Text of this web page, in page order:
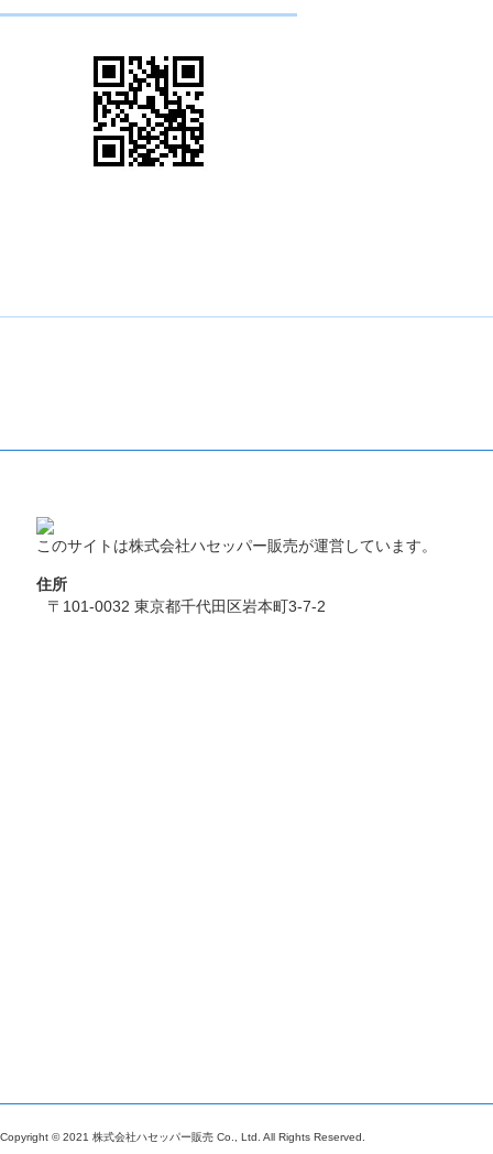
このサイトは株式会社ハセッパー販売が運営しています。
住所
〒101-0032 東京都千代田区岩本町3-7-2
Copyright © 2021 株式会社ハセッパー販売 Co., Ltd. All Rights Reserved.